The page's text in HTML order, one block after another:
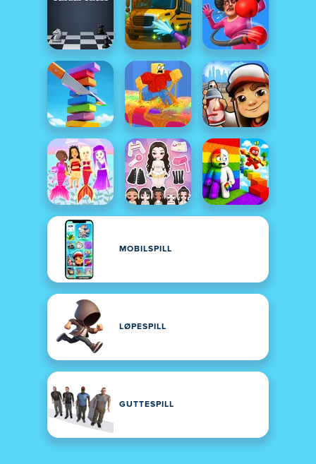
MOBILSPILL
LØPESPILL
GUTTESPILL